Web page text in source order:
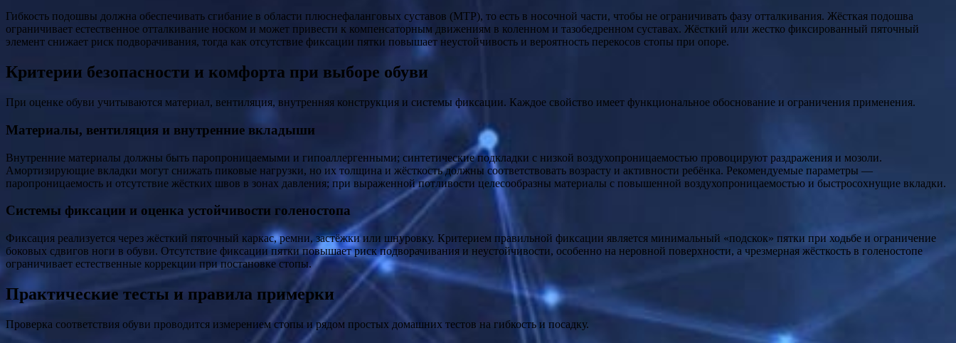
Гибкость подошвы должна обеспечивать сгибание в области плюснефаланговых суставов (MTP), то есть в носочной части, чтобы не ограничивать фазу отталкивания. Жёсткая подошва
ограничивает естественное отталкивание носком и может привести к компенсаторным движениям в коленном и тазобедренном суставах. Жёсткий или жестко фиксированный пяточный
элемент снижает риск подворачивания, тогда как отсутствие фиксации пятки повышает неустойчивость и вероятность перекосов стопы при опоре.
Критерии безопасности и комфорта при выборе обуви
При оценке обуви учитываются материал, вентиляция, внутренняя конструкция и системы фиксации. Каждое свойство имеет функциональное обоснование и ограничения применения.
Материалы, вентиляция и внутренние вкладыши
Внутренние материалы должны быть паропроницаемыми и гипоаллергенными; синтетические подкладки с низкой воздухопроницаемостью провоцируют раздражения и мозоли.
Амортизирующие вкладки могут снижать пиковые нагрузки, но их толщина и жёсткость должны соответствовать возрасту и активности ребёнка. Рекомендуемые параметры —
паропроницаемость и отсутствие жёстких швов в зонах давления; при выраженной потливости целесообразны материалы с повышенной воздухопроницаемостью и быстросохнущие вкладки.
Системы фиксации и оценка устойчивости голеностопа
Фиксация реализуется через жёсткий пяточный каркас, ремни, застёжки или шнуровку. Критерием правильной фиксации является минимальный «подскок» пятки при ходьбе и ограничение
боковых сдвигов ноги в обуви. Отсутствие фиксации пятки повышает риск подворачивания и неустойчивости, особенно на неровной поверхности, а чрезмерная жёсткость в голеностопе
ограничивает естественные коррекции при постановке стопы.
Практические тесты и правила примерки
Проверка соответствия обуви проводится измерением стопы и рядом простых домашних тестов на гибкость и посадку.